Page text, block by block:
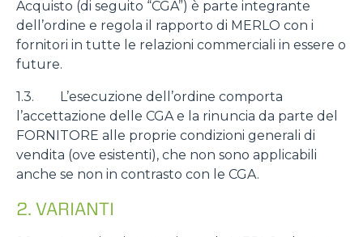
Acquisto (di seguito “CGA”) è parte integrante
dell’ordine e regola il rapporto di MERLO con i
fornitori in tutte le relazioni commerciali in essere o
future.
1.3. L’esecuzione dell’ordine comporta
l’accettazione delle CGA e la rinuncia da parte del
FORNITORE alle proprie condizioni generali di
vendita (ove esistenti), che non sono applicabili
anche se non in contrasto con le CGA.
2. VARIANTI